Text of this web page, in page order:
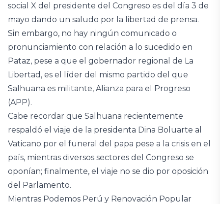
social X del presidente del Congreso es del día 3 de
mayo dando un saludo por la libertad de prensa.
Sin embargo, no hay ningún comunicado o
pronunciamiento con relación a lo sucedido en
Pataz, pese a que el gobernador regional de La
Libertad, es el líder del mismo partido del que
Salhuana es militante, Alianza para el Progreso
(APP).
Cabe recordar que Salhuana recientemente
respaldó el viaje de la presidenta Dina Boluarte al
Vaticano por el funeral del papa pese a la crisis en el
país, mientras diversos sectores del Congreso se
oponían; finalmente, el viaje no se dio por oposición
del Parlamento.
Mientras Podemos Perú y Renovación Popular